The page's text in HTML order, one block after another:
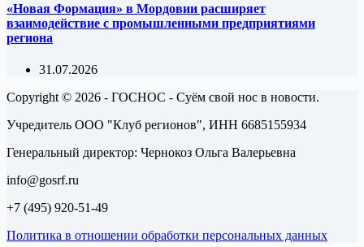
«Новая Формация» в Мордовии расширяет
взаимодействие с промышленными предприятиями
региона
31.07.2026
Copyright © 2026 - ГОСНОС - Суём свой нос в новости.
Учредитель ООО "Клуб регионов", ИНН 6685155934
Генеральный директор: Чернокоз Ольга Валерьевна
info@gosrf.ru
+7 (495) 920-51-49
Политика в отношении обработки персональных данных